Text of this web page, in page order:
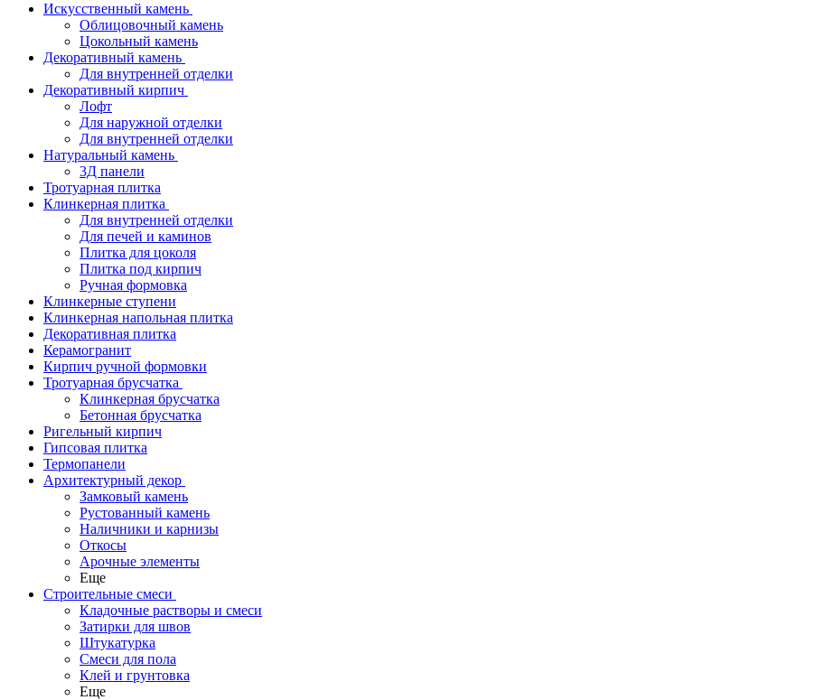
Искусственный камень
Облицовочный камень
Цокольный камень
Декоративный камень
Для внутренней отделки
Декоративный кирпич
Лофт
Для наружной отделки
Для внутренней отделки
Натуральный камень
3Д панели
Тротуарная плитка
Клинкерная плитка
Для внутренней отделки
Для печей и каминов
Плитка для цоколя
Плитка под кирпич
Ручная формовка
Клинкерные ступени
Клинкерная напольная плитка
Декоративная плитка
Керамогранит
Кирпич ручной формовки
Тротуарная брусчатка
Клинкерная брусчатка
Бетонная брусчатка
Ригельный кирпич
Гипсовая плитка
Термопанели
Архитектурный декор
Замковый камень
Рустованный камень
Наличники и карнизы
Откосы
Арочные элементы
Еще
Строительные смеси
Кладочные растворы и смеси
Затирки для швов
Штукатурка
Смеси для пола
Клей и грунтовка
Еще